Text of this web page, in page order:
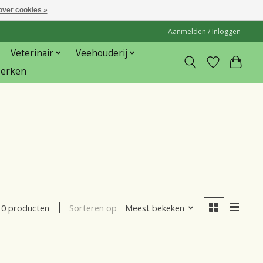
Aanmelden / Inloggen
Veterinair
Veehouderij
0 producten Sorteren op Meest bekeken
cookies »